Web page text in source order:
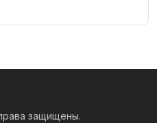
защищены.